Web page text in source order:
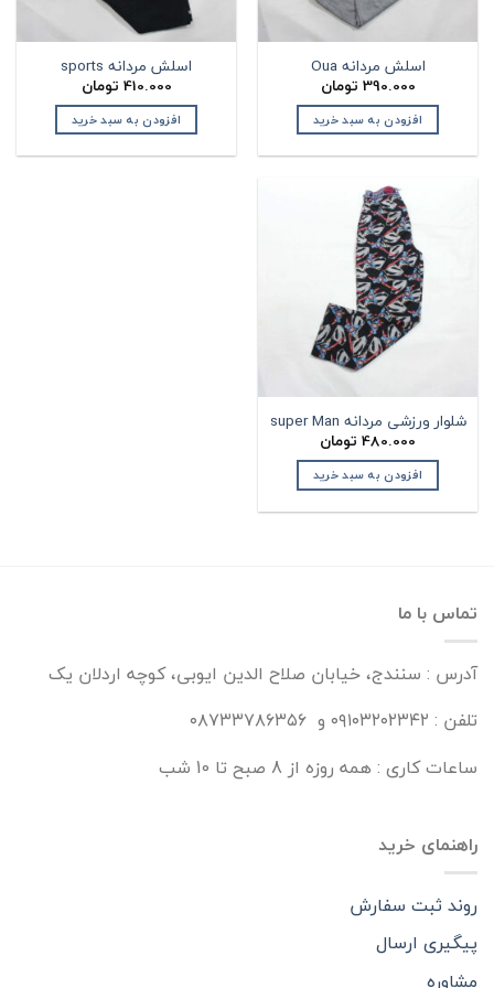
اسلش مردانه Oua
390.000 تومان
افزودن به سبد خرید
اسلش مردانه sports
410.000 تومان
افزودن به سبد خرید
شلوار ورزشی مردانه super Man
480.000 تومان
افزودن به سبد خرید
تماس با ما
آدرس : سنندج، خیابان صلاح الدین ایوبی، کوچه اردلان یک
تلفن : ۰۹۱۰۳۲۰۲۳۴۲ و ۰۸۷۳۳۷۸۶۳۵۶
ساعات کاری : همه روزه از 8 صبح تا 10 شب
راهنمای خرید
روند ثبت سفارش
پیگیری ارسال
مشاوره